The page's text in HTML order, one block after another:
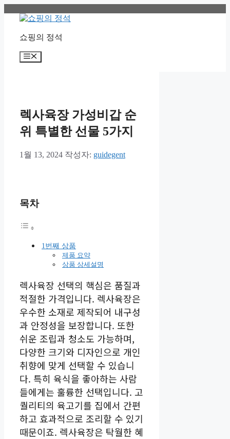
쇼핑의 정석
메
렉사육장 가성비갑 순
위 특별한 선물 5가지
1월 13, 2024 작성자: guidegent
목차
1번째 상품
제품 요약
상품 상세설명
렉사육장 선택의 핵심은 품질과
적절한 가격입니다. 렉사육장은
우수한 소재로 제작되어 내구성
과 안정성을 보장합니다. 또한
쉬운 조립과 청소도 가능하며,
다양한 크기와 디자인으로 개인
취향에 맞게 선택할 수 있습니
다. 특히 육식을 좋아하는 사람
들에게는 훌륭한 선택입니다. 고
퀄리티의 육고기를 집에서 간편
하고 효과적으로 조리할 수 있기
때문이죠. 렉사육장은 탁월한 혜